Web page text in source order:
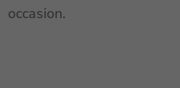
occasion.